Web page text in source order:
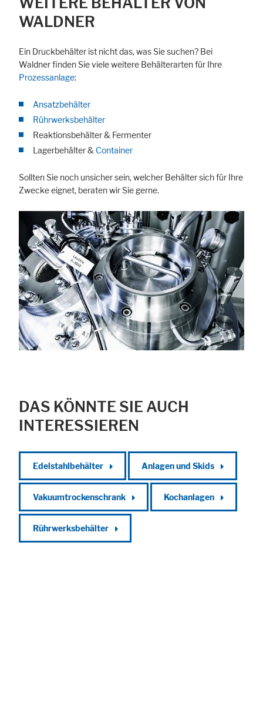
WALDNER
Ein Druckbehälter ist nicht das, was Sie suchen? Bei
Waldner finden Sie viele weitere Behälterarten für Ihre
Prozessanlage:
Ansatzbehälter
Rührwerksbehälter
Reaktionsbehälter & Fermenter
Lagerbehälter & Container
Sollten Sie noch unsicher sein, welcher Behälter sich für Ihre
Zwecke eignet, beraten wir Sie gerne.
DAS KÖNNTE SIE AUCH
INTERESSIEREN
Edelstahlbehälter Anlagen und Skids
Vakuumtrockenschrank Kochanlagen
Rührwerksbehälter